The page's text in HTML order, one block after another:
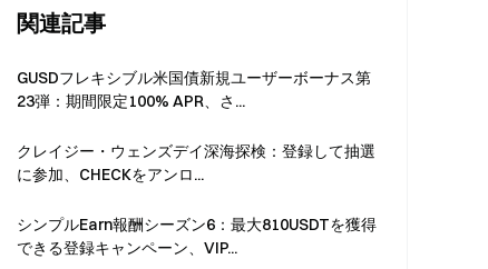
関連記事
GUSDフレキシブル米国債新規ユーザーボーナス第
23弾：期間限定100% APR、さ...
クレイジー・ウェンズデイ深海探検：登録して抽選
に参加、CHECKをアンロ...
シンプルEarn報酬シーズン6：最大810USDTを獲得
できる登録キャンペーン、VIP...